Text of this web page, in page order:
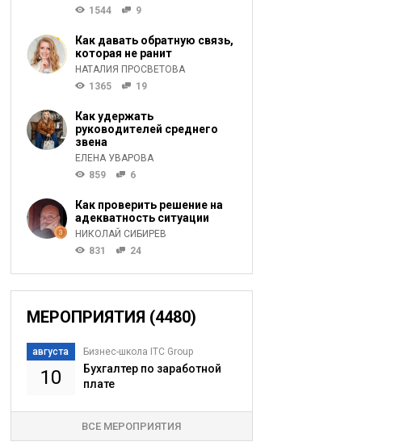
1544
9
Как давать обратную связь,
которая не ранит
НАТАЛИЯ ПРОСВЕТОВА
1365
19
Как удержать
руководителей среднего
звена
ЕЛЕНА УВАРОВА
859
6
Как проверить решение на
адекватность ситуации
НИКОЛАЙ СИБИРЕВ
831
24
МЕРОПРИЯТИЯ (4480)
августа
10
Бизнес-школа ITC Group
Бухгалтер по заработной
плате
ВСЕ МЕРОПРИЯТИЯ